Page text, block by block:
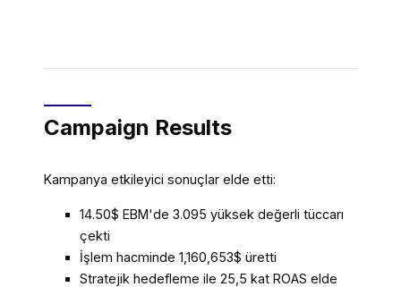
Campaign Results
Kampanya etkileyici sonuçlar elde etti:
14.50$ EBM'de 3.095 yüksek değerli tüccarı
çekti
İşlem hacminde 1,160,653$ üretti
Stratejik hedefleme ile 25,5 kat ROAS elde